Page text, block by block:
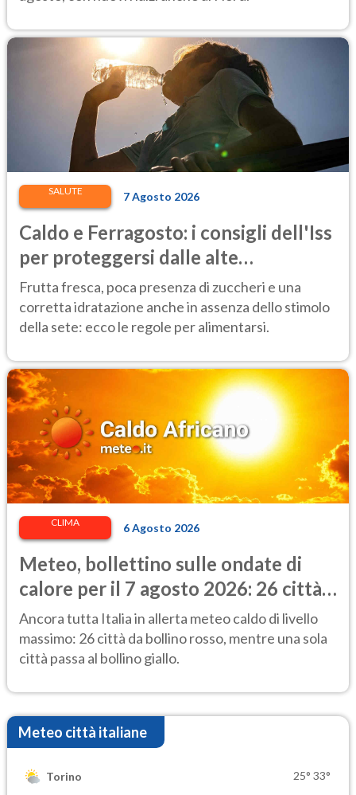
SALUTE 7 Agosto 2026
Caldo e Ferragosto: i consigli dell'Iss
per proteggersi dalle alte
temperature
Frutta fresca, poca presenza di zuccheri e una
corretta idratazione anche in assenza dello stimolo
della sete: ecco le regole per alimentarsi.
CLIMA 6 Agosto 2026
Meteo, bollettino sulle ondate di
calore per il 7 agosto 2026: 26 città
da bollino rosso in Italia
Ancora tutta Italia in allerta meteo caldo di livello
massimo: 26 città da bollino rosso, mentre una sola
città passa al bollino giallo.
Meteo città italiane
Torino 25° 33°